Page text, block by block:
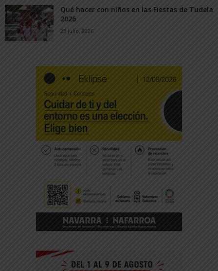
Qué hacer con niños en las Fiestas de Tudela
2026
23 julio, 2026